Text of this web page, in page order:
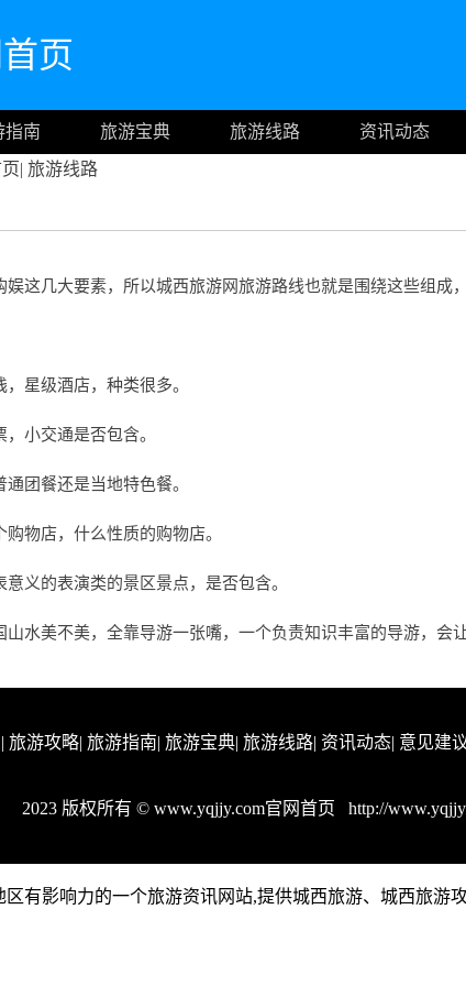
页
指南 旅游宝典 旅游线路 资讯动态
| 旅游线路
这几大要素，所以城西旅游网旅游路线也就是围绕这些组成，
星级酒店，种类很多。
小交通是否包含。
团餐还是当地特色餐。
物店，什么性质的购物店。
义的表演类的景区景点，是否包含。
水美不美，全靠导游一张嘴，一个负责知识丰富的导游，会
| 旅游攻略| 旅游指南| 旅游宝典| 旅游线路| 资讯动态| 意见建
2023 版权所有 © www.yqjjy.com官网首页 http://
有影响力的一个旅游资讯网站,提供城西旅游、城西旅游